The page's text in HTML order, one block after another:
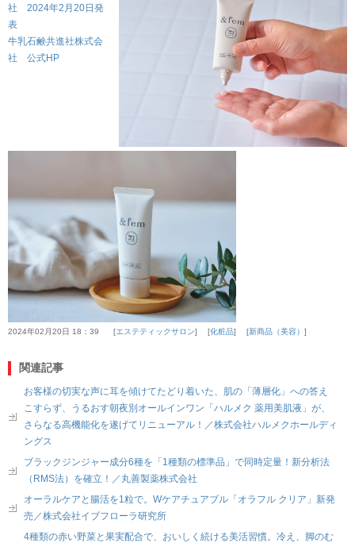
社 2024年2月20日発
表
牛乳石鹸共進社株式会
社 公式HP
2024年02月20日 18：39 エステティックサロン 化粧品 新商品（美容）
関連記事
お客様の切実な声に耳を傾けてたどり着いた、肌の「薄層化」への答え
こすらず、うるおす朝夜別オールインワン「ハルメク 薬用美肌液」が、
さらなる高機能化を遂げてリニューアル！／株式会社ハルメクホールディ
ングス
ブラックジンジャー成分6種を「1種類の標準品」で同時定量！新分析法
（RMS法）を確立！／丸善製薬株式会社
オーラルケアと腸活を1粒で。Wケアチュアブル「オラフル クリア」新発
売／株式会社イブフローラ研究所
4種類の赤い野菜と果実配合で、おいしく続ける美活習慣。冷え、脚のむ